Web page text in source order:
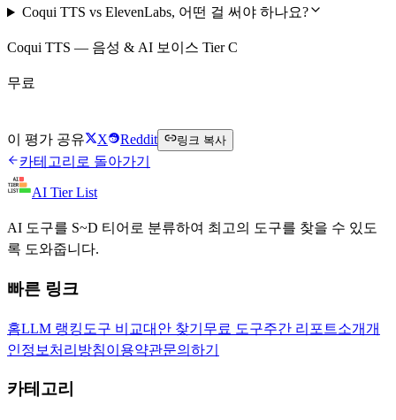
Coqui TTS vs ElevenLabs, 어떤 걸 써야 하나요?
Coqui TTS — 음성 & AI 보이스 Tier C
무료
이 평가 공유 X Reddit 링크 복사
카테고리로 돌아가기
AI Tier List
AI 도구를 S~D 티어로 분류하여 최고의 도구를 찾을 수 있도
록 도와줍니다.
빠른 링크
홈LLM 랭킹 도구 비교대안 찾기 무료 도구주간 리포트소개개
인정보처리방침이용약관문의하기
카테고리